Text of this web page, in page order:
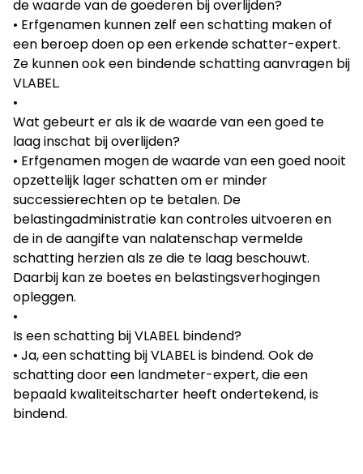
de waarde van de goederen bij overlijden?
Erfgenamen kunnen zelf een schatting maken of
een beroep doen op een erkende schatter-expert.
Ze kunnen ook een bindende schatting aanvragen bij
VLABEL.
Wat gebeurt er als ik de waarde van een goed te
laag inschat bij overlijden?
Erfgenamen mogen de waarde van een goed nooit
opzettelijk lager schatten om er minder
successierechten op te betalen. De
belastingadministratie kan controles uitvoeren en
de in de aangifte van nalatenschap vermelde
schatting herzien als ze die te laag beschouwt.
Daarbij kan ze boetes en belastingsverhogingen
opleggen.
Is een schatting bij VLABEL bindend?
Ja, een schatting bij VLABEL is bindend. Ook de
schatting door een landmeter-expert, die een
bepaald kwaliteitscharter heeft ondertekend, is
bindend.